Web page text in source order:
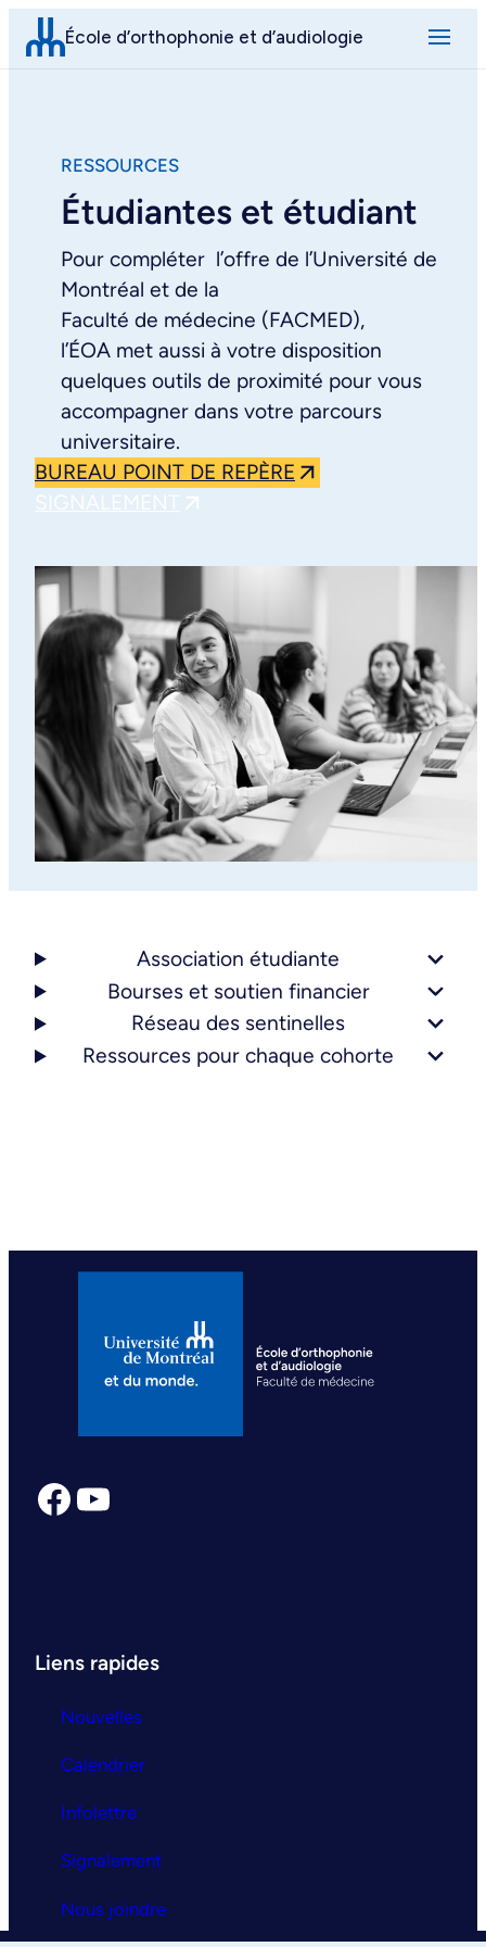
Aller
au
École d’orthophonie et d’audiologie
RESSOURCES
Étudiantes et étudiant
Pour compléter l’offre de l’Université de
Montréal et de la
Faculté de médecine (FACMED),
l’ÉOA met aussi à votre disposition
quelques outils de proximité pour vous
accompagner dans votre parcours
universitaire.
BUREAU POINT DE REPÈRE
SIGNALEMENT
Association étudiante
Bourses et soutien financier
Réseau des sentinelles
Ressources pour chaque cohorte
Facebook YouTube
Liens rapides
Nouvelles
Calendrier
Infolettre
Signalement
Nous joindre